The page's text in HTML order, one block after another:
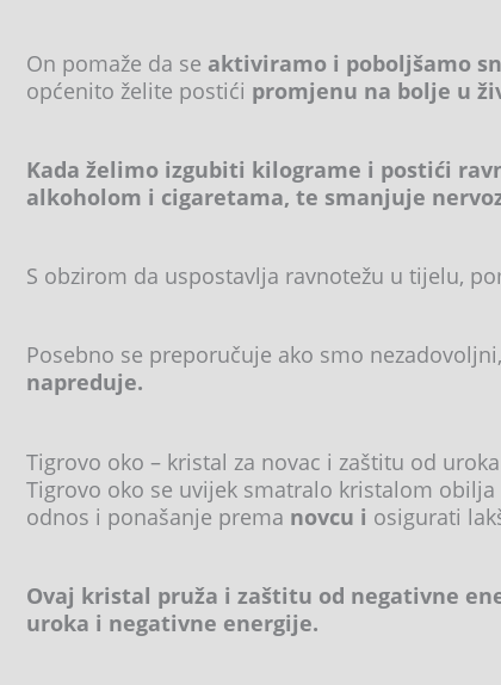
On pomaže da se aktiviramo i poboljšamo
općenito želite postići promjenu na bolje u
Kada želimo izgubiti kilograme i postići
alkoholom i cigaretama, te smanjuje
S obzirom da uspostavlja ravnotežu u tijelu,
Posebno se preporučuje ako smo
napreduje.
Tigrovo oko – kristal za novac i zaštitu od uroka
Tigrovo oko se uvijek smatralo kristalom obilja
odnos i ponašanje prema novcu i osigurati
Ovaj kristal pruža i zaštitu od negativne
uroka i negativne energije.